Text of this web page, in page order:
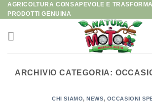
Salta
ai
contenuti
AGRICOLTURA CONSAPEVOLE E
PRODOTTI GENUINA
ARCHIVIO CATEGORIA:
CHI SIAMO,NEWS, OCCASIONI